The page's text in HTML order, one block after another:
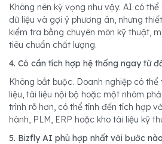
Không nên kỳ vọng như vậy. AI có
dữ liệu và gợi ý phương án, nhưng
kiểm tra bằng chuyên môn kỹ thuật,
tiêu chuẩn chất lượng.
4. Có cần tích hợp hệ thống ngay từ
Không bắt buộc. Doanh nghiệp có
liệu, tài liệu nội bộ hoặc một nhóm
trình rõ hơn, có thể tính đến tích hợp
hành, PLM, ERP hoặc kho tài liệu kỹ
5. Bizfly AI phù hợp nhất với bước